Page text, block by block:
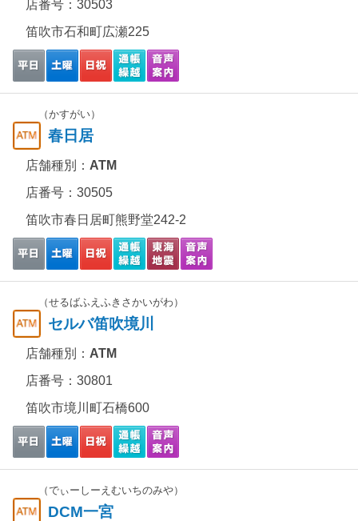
店番号：30503
笛吹市石和町広瀬225
（かすがい）
春日居
店舗種別： ATM
店番号：30505
笛吹市春日居町熊野堂242-2
（せるばふえふきさかいがわ）
セルバ笛吹境川
店舗種別： ATM
店番号：30801
笛吹市境川町石橋600
（でぃーしーえむいちのみや）
DCM一宮